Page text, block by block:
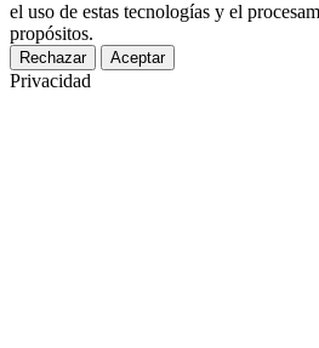
el uso de estas tecnologías y el
propósitos.
Rechazar Aceptar
Privacidad